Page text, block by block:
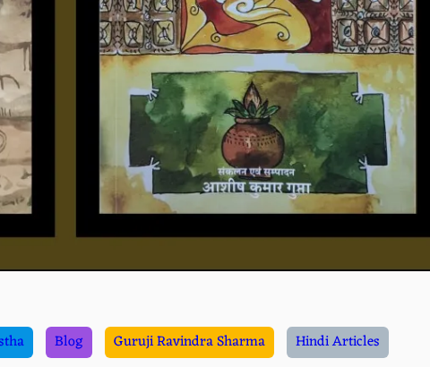
Blog Guruji Ravindra Sharma Hindi Articles